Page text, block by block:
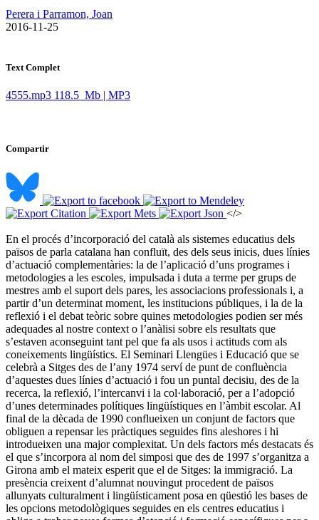
Perera i Parramon, Joan
​ 2016-11-25
Text Complet
4555.mp3 118.5 Mb | MP3
Compartir
</>
En el procés d’incorporació del català als sistemes educatius dels
països de parla catalana han confluït, des dels seus inicis, dues línies
d’actuació complementàries: la de l’aplicació d’uns programes i
metodologies a les escoles, impulsada i duta a terme per grups de
mestres amb el suport dels pares, les associacions professionals i, a
partir d’un determinat moment, les institucions públiques, i la de la
reflexió i el debat teòric sobre quines metodologies podien ser més
adequades al nostre context o l’anàlisi sobre els resultats que
s’estaven aconseguint tant pel que fa als usos i actituds com als
coneixements lingüístics. El Seminari Llengües i Educació que se
celebrà a Sitges des de l’any 1974 serví de punt de confluència
d’aquestes dues línies d’actuació i fou un puntal decisiu, des de la
recerca, la reflexió, l’intercanvi i la col·laboració, per a l’adopció
d’unes determinades polítiques lingüístiques en l’àmbit escolar. Al
final de la dècada de 1990 conflueixen un conjunt de factors que
obliguen a repensar les pràctiques seguides fins aleshores i hi
introdueixen una major complexitat. Un dels factors més destacats és
el que s’incorpora al nom del simposi que des de 1997 s’organitza a
Girona amb el mateix esperit que el de Sitges: la immigració. La
presència creixent d’alumnat nouvingut procedent de països
allunyats culturalment i lingüísticament posa en qüestió les bases de
les opcions metodològiques seguides en els centres educatius i